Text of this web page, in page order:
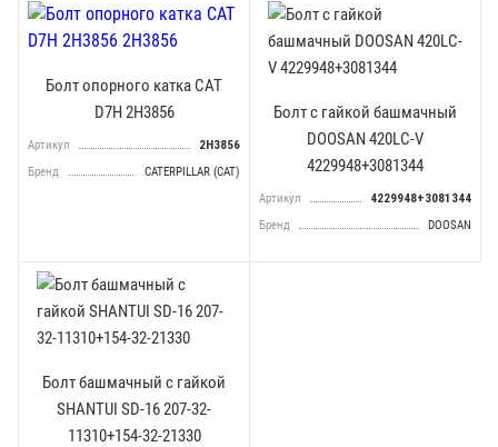
Болт опорного катка CAT
D7H 2H3856
Артикул
2H3856
Бренд
CATERPILLAR (CAT)
Болт с гайкой башмачный
DOOSAN 420LC-V
4229948+3081344
Артикул
4229948+3081344
Бренд
DOOSAN
Болт башмачный с гайкой
SHANTUI SD-16 207-32-
11310+154-32-21330